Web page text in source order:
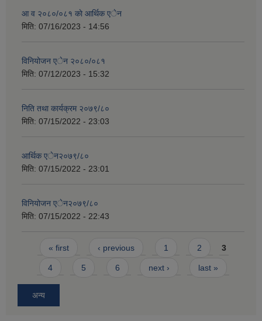
आ व २०८०/०८१ काे आर्थिक एेन
मिति: 07/16/2023 - 14:56
विनियोजन एेन २०८०/०८१
मिति: 07/12/2023 - 15:32
निति तथा कार्यक्रम २०७९/८०
मिति: 07/15/2022 - 23:03
आर्थिक एेन२०७९/८०
मिति: 07/15/2022 - 23:01
विनियोजन एेन२०७९/८०
मिति: 07/15/2022 - 22:43
Pages
« first ‹ previous 1 2 3
4 5 6 next › last »
अन्य